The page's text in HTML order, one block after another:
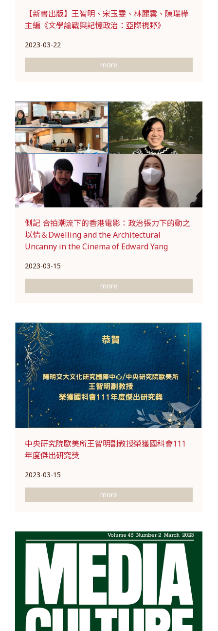
【新書出版】王智明、宋玉雯、林麗雲、陳瑞樺
主編《文學論戰與記憶政治：亞際視野》
2023-03-22
more
側記 合拍潮流下的香港電影：政治張力下的動之
以情＆Dwelling and the Architectural
Uncanny in the Cinema of Edward Yang
2023-03-15
more
中央研究院歐美所王智明副教授榮獲國科會111
年度傑出研究獎
2023-03-15
more